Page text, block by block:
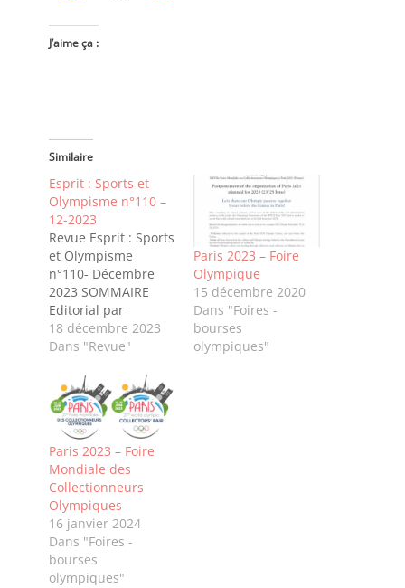
J’aime ça :
Similaire
Esprit : Sports et
Olympisme n°110 –
12-2023
Revue Esprit : Sports
et Olympisme
n°110- Décembre
2023 SOMMAIRE
Editorial par
Stéphane Hatot,
Président AFCOS Un
hommage aux
organisateurs par
Philippe Lapointe -
reportage Le flair
parisien marque la
FMCO 2023 par
Mark Maestrone -
interview Brève :
2024, 30 ans de
l'AFCOS Avez-vous
lu?…
18 décembre 2023
Dans "Revue"
Paris 2023 – Foire
Olympique
15 décembre 2020
Dans "Foires -
bourses
olympiques"
Paris 2023 – Foire
Mondiale des
Collectionneurs
Olympiques
16 janvier 2024
Dans "Foires -
bourses
olympiques"